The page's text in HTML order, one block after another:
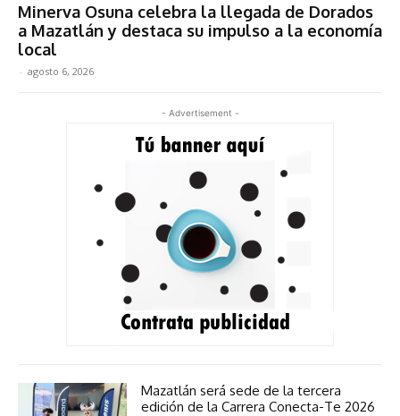
Minerva Osuna celebra la llegada de Dorados
a Mazatlán y destaca su impulso a la economía
local
- agosto 6, 2026
- Advertisement -
Mazatlán será sede de la tercera
edición de la Carrera Conecta-Te 2026